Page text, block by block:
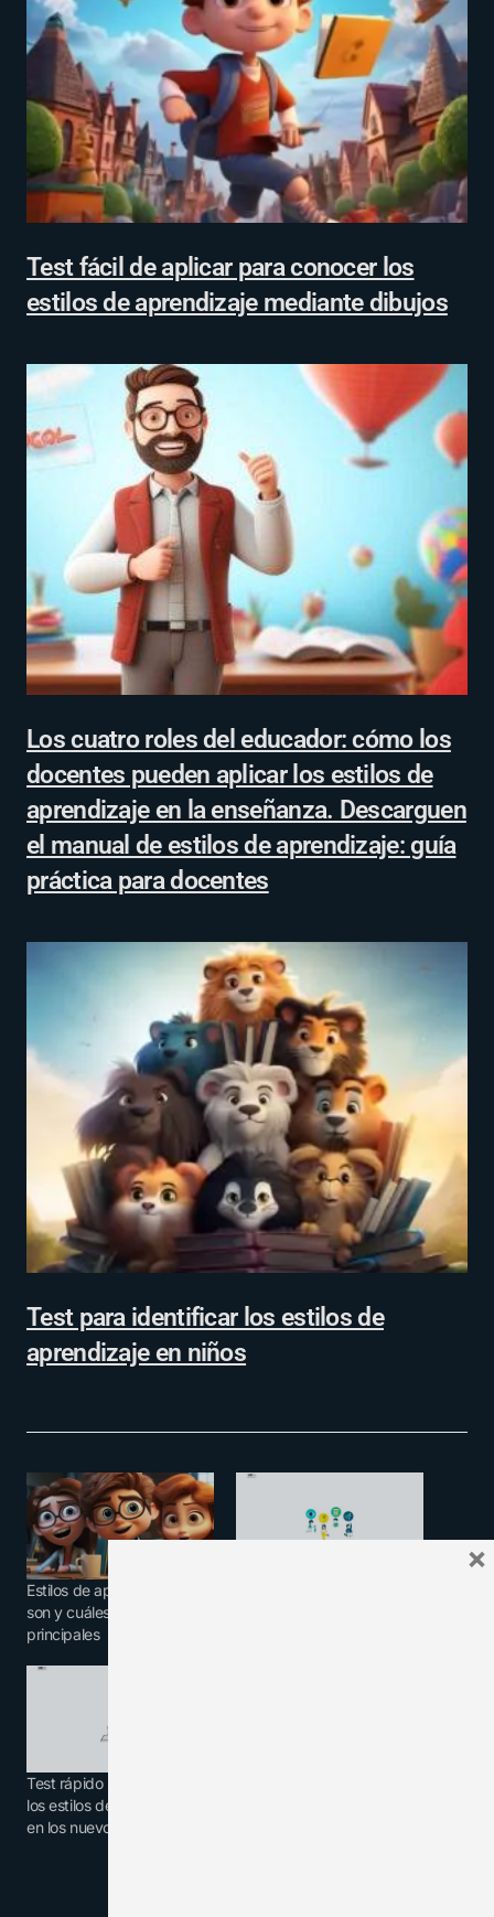
Test fácil de aplicar para conocer los
estilos de aprendizaje mediante dibujos
Los cuatro roles del educador: cómo los
docentes pueden aplicar los estilos de
aprendizaje en la enseñanza. Descarguen
el manual de estilos de aprendizaje: guía
práctica para docentes
Test para identificar los estilos de
aprendizaje en niños
Estilos de aprendizaje, qué
son y cuáles son los
principales
Test rápido para conocer
los estilos de aprendizaje
en los nuevos alumnos
×